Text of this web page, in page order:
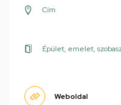
Cím
Épület, emelet,
Weboldal